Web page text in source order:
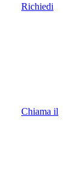
Richiedi
Chiama il